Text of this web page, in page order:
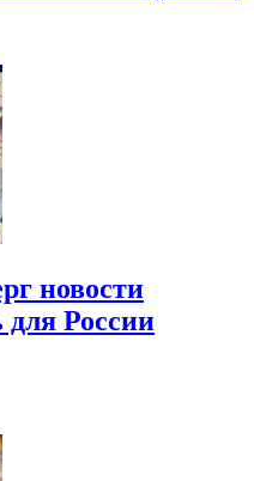
новости
для России